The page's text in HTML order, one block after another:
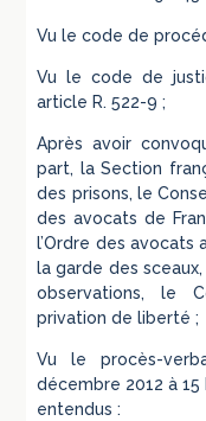
Vu le code de
Vu le code de
article R. 522-9 ;
Après avoir
part, la Section
des prisons, le
des avocats de
l’Ordre des avocats
la garde des
observations, le
privation de liberté ;
Vu le procès-
décembre 2012 à
entendus :